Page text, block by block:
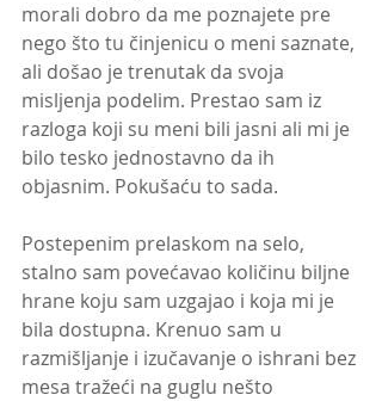
morali dobro da me poznajete pre
nego što tu činjenicu o meni saznate,
ali došao je trenutak da svoja
misljenja podelim. Prestao sam iz
razloga koji su meni bili jasni ali mi je
bilo tesko jednostavno da ih
objasnim. Pokušaću to sada.
Postepenim prelaskom na selo,
stalno sam povećavao količinu biljne
hrane koju sam uzgajao i koja mi je
bila dostupna. Krenuo sam u
razmišljanje i izučavanje o ishrani bez
mesa tražeći na guglu nešto